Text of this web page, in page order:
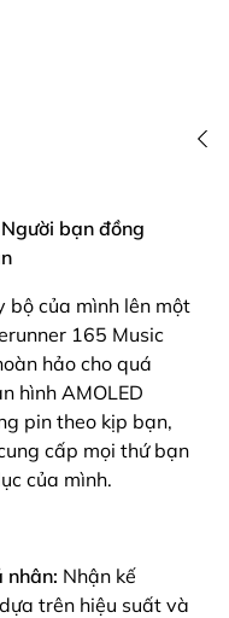
bạn đồng
bộ của mình lên một
165 Music
hảo cho quá
hình AMOLED
pin theo kịp bạn,
cấp mọi thứ bạn
của mình.
nhân: Nhận kế
trên hiệu suất và